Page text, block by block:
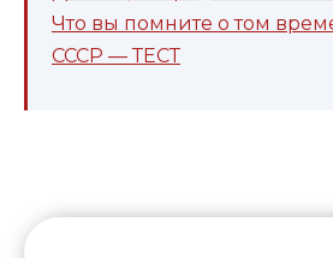
Что вы помните о том
СССР — ТЕСТ